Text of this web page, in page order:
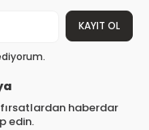
KAYIT OL
haberdar
edin.